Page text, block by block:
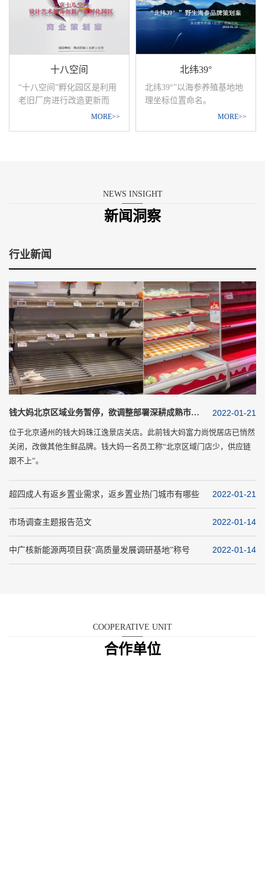
1500万游客吸引聚集到园
区。通过文化管理运营模
式，展现出园区以创新创业
为主线，以文化名人为引
领，以文化企业为核心集文
化办公、文化交易、文化交
流、文化服务、文化休闲等
为一体的文化产业发展平
MALL是商业中常用的商业
综合体的英文说法，在广大
消费者眼中有广泛的认识
度；二者的结合无论在平面
或是立体上都具备极大的延
展空间。在今后的推广应用
中，设计色彩明亮，具有时
尚气息兼具市场认识度。
十八空间
“十八空间”孵化园区是利用
老旧厂房进行改造更新而
成。主要引进设计团队、设
MORE>>
北纬39°
北纬39°”以海参养殖基地地
理坐标位置命名。
MORE>>
NEWS INSIGHT
新闻洞察
行业新闻
钱大妈北京区域业务暂停，欲调整部署深耕成熟市场？ 2022-01-21
位于北京通州的钱大妈珠江逸景店关店。此前钱大妈富力尚悦居店已悄然
关闭，改做其他生鲜品牌。钱大妈一名员工称“北京区域门店少，供应链
跟不上”。
超四成人有返乡置业需求，返乡置业热门城市有哪些 2022-01-21
市场调查主题报告范文 2022-01-14
中广核新能源两项目获“高质量发展调研基地”称号 2022-01-14
COOPERATIVE UNIT
合作单位